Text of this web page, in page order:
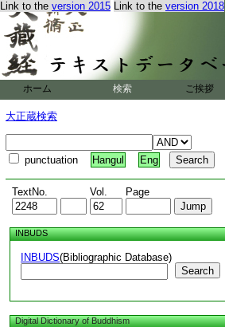
Link to the version 2015 Link to the version 2018
ホーム 検索 ご挨拶
大正蔵検索
punctuation Hangul Eng
TextNo. Vol. Page
INBUDS
INBUDS(Bibliographic Database)
Search
Digital Dictionary of Buddhism